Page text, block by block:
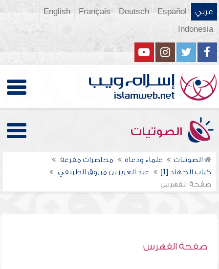
عربي Español
Deutsch
Français
English
Indonesia
الصوتيات
الصوتيات علماء ودعاة
محاضرات مفرغة
كتاب الجهاد [1]
عبد العزيز بن مرزوق الطريفي
صفحة الفهرس
صفحة الفهرس